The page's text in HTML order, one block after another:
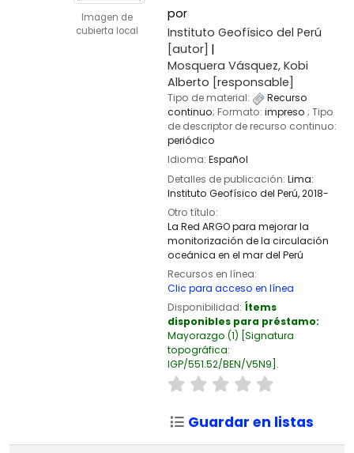
Imagen de
cubierta local
por
Instituto Geofísico del Perú
[autor]
Mosquera Vásquez, Kobi
Alberto [responsable]
Tipo de material:
Recurso
continuo; Formato: impreso ; Tipo
de descriptor de recurso continuo:
periódico
Idioma: Español
Detalles de publicación: Lima:
Instituto Geofísico del Perú,2018-
Otro título:
La Red ARGO para mejorar la
monitorización de la circulación
oceánica en el mar del Perú
Recursos en línea:
Clic para acceso en línea
Disponibilidad: Ítems
disponibles para préstamo:
Mayorazgo (1) Signatura
topográfica:
IGP/551.52/BEN/V5N9 .
Guardar en listas